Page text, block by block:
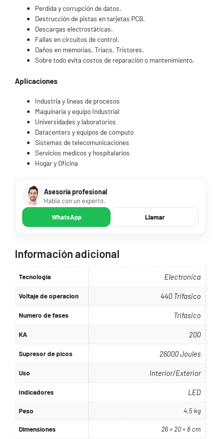
Perdida y corrupción de datos.
Destrucción de pistas en tarjetas PCB.
Descargas electrostáticas.
Fallas en circuitos de control.
Daños en memorias, Triacs, Tristores.
Sobre todo evita costos de reparación o mantenimiento.
Aplicaciones
Industria y lineas de procesos
Maquinaria y equipo Industrial
Universidades y laboratorios
Datacenters y equipos de computo
Sistemas de telecomunicaciones
Servicios medicos y hospitalarios
Hogar y Oficina
Asesoría profesional
Habla con un experto.
WhatsApp Llamar
Información adicional
Tecnologia Electronica
Voltaje de operacion 440 Trifasico
Numero de fases Trifasico
KA 200
Supresor de picos 26000 Joules
Uso Interior/Exterior
Indicadores LED
Peso 4.5 kg
Dimensiones 26 × 20 × 8 cm